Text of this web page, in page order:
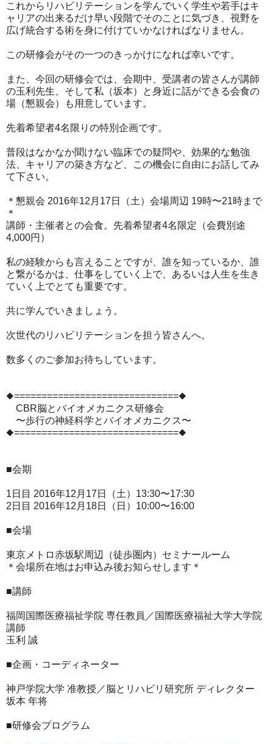
これからリハビリテーションを学んでいく学生や若手はキ
ャリアの出来るだけ早い段階でそのことに気づき、視野を
広げ統合する術を身に付けていかなければなりません。
この研修会がその一つのきっかけになれば幸いです。
また、今回の研修会では、会期中、受講者の皆さんが講師
の玉利先生、そして私（坂本）と身近に話ができる会食の
場（懇親会）も用意しています。
先着希望者4名限りの特別企画です。
普段はなかなか聞けない臨床での疑問や、効果的な勉強
法、キャリアの築き方など、この機会に自由にお話してみ
て下さい。
＊懇親会 2016年12月17日（土）会場周辺 19時〜21時まで
＊
講師・主催者との会食。先着希望者4名限定（会費別途
4,000円）
私の経験からも言えることですが、誰を知っているか、誰
と繋がるかは、仕事をしていく上で、あるいは人生を生き
ていく上でとても重要です。
共に学んでいきましょう。
次世代のリハビリテーションを担う皆さんへ。
数多くのご参加お待ちしています。
◆==============================◆
CBR脳とバイオメカニクス研修会
〜歩行の神経科学とバイオメカニクス〜
◆==============================◆
■会期
1日目 2016年12月17日（土）13:30〜17:30
2日目 2016年12月18日（日）10:00〜16:00
■会場
東京メトロ赤坂駅周辺（徒歩圏内）セミナールーム
＊会場所在地はお申込み後お知らせします＊
■講師
福岡国際医療福祉学院 専任教員／国際医療福祉大学大学院
講師
玉利 誠
■企画・コーディネーター
神戸学院大学 准教授／脳とリハビリ研究所 ディレクター
坂本 年将
■研修会プログラム